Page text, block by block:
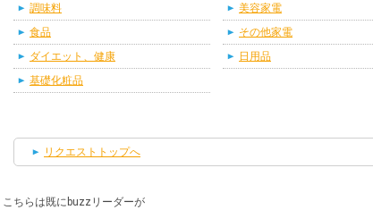
調味料
食品
ダイエット、健康
基礎化粧品
美容家電
その他家電
日用品
リクエストトップへ
こちらは既にbuzzリーダーが